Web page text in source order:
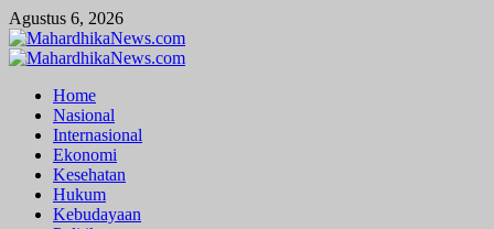
Skip
to
content
Agustus 6, 2026
Primary
Home
Nasional
Internasional
Ekonomi
Kesehatan
Hukum
Kebudayaan